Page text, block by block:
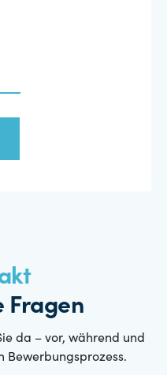
Fragen
da – vor, während und
Bewerbungsprozess.